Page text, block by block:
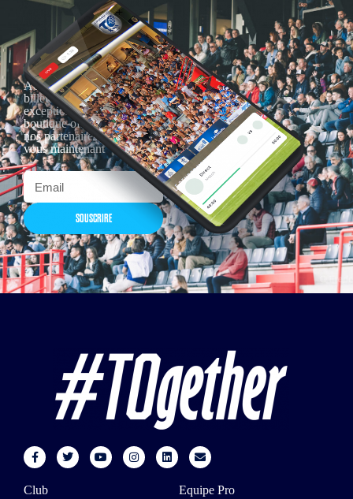
Actualités, nouveautés,
billetterie, remises
exceptionnelles dans la
boutique officielles & chez
nos partenaires… Inscrivez-
vous maintenant
SOUSCRIRE
Club Equipe Pro